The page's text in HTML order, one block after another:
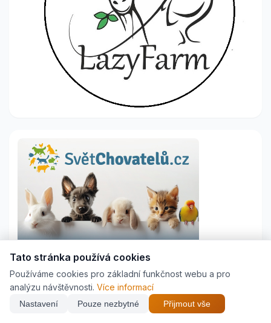
Najdi nejlepší cenu z
🐱 Vše pro kočky →
×
Tato stránka používá cookies
Používáme cookies pro základní funkčnost webu a pro
analýzu návštěvnosti. Více informací
Nastavení Pouze nezbytné Přijmout vše